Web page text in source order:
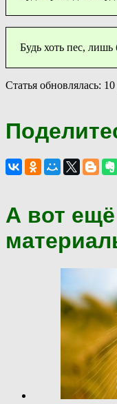
Будь хоть пес, лишь
Статья обновлялась:
А вот